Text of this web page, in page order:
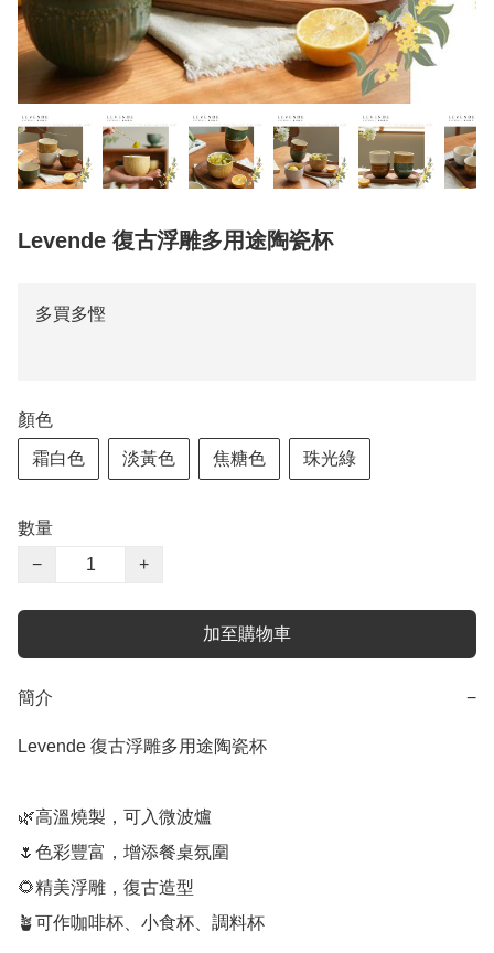
Levende 復古浮雕多用途陶瓷杯
多買多慳
顏色
霜白色 淡黃色 焦糖色 珠光綠
數量
−
+
加至購物車
簡介 −
Levende 復古浮雕多用途陶瓷杯
🌿高溫燒製，可入微波爐
🌷色彩豐富，增添餐桌氛圍
🌻精美浮雕，復古造型
🪴可作咖啡杯、小食杯、調料杯